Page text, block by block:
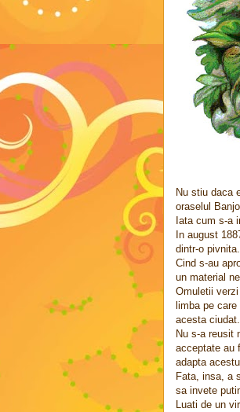
Nu stiu daca
oraselul
Iata cum s-a
In august
dintr-o pivnita.
Cind s-au
un material
Omuletii
limba pe
acesta ciudat.
Nu s-a reusit
acceptate au
adapta
Fata, insa, a
sa invete
Luati de un